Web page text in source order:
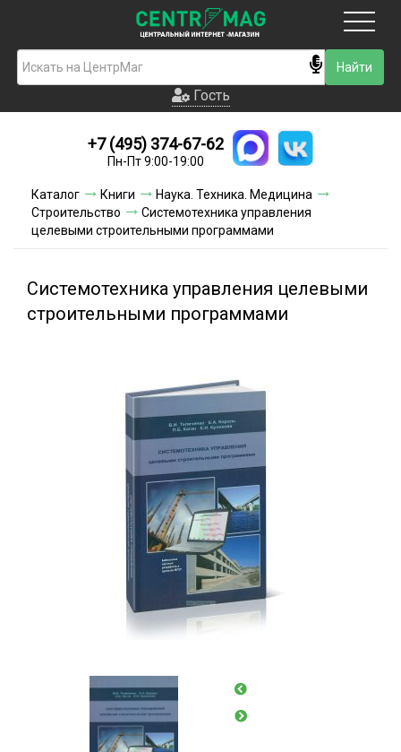
Гость
Новинки
Условия доставки
Условия оплаты
Гость
+7 (495) 374-67-62
Пн-Пт 9:00-19:00
Каталог Книги
Наука. Техника. Медицина
Строительство
Системотехника управления
целевыми строительными программами
Системотехника управления целевыми
строительными программами